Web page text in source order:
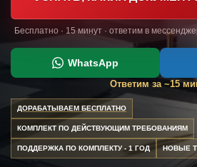
Бесплатно · 15 минут · ответим в
WhatsApp
Ответим за ~15
ДОРАБАТЫВАЕМ БЕСПЛАТНО
КОМПЛЕКТ ПО ДЕЙСТВУЮЩИМ ТРЕБОВАНИЯМ
ПОДДЕРЖКА ПО КОМПЛЕКТУ - 1 ГОД НОВЫЕ